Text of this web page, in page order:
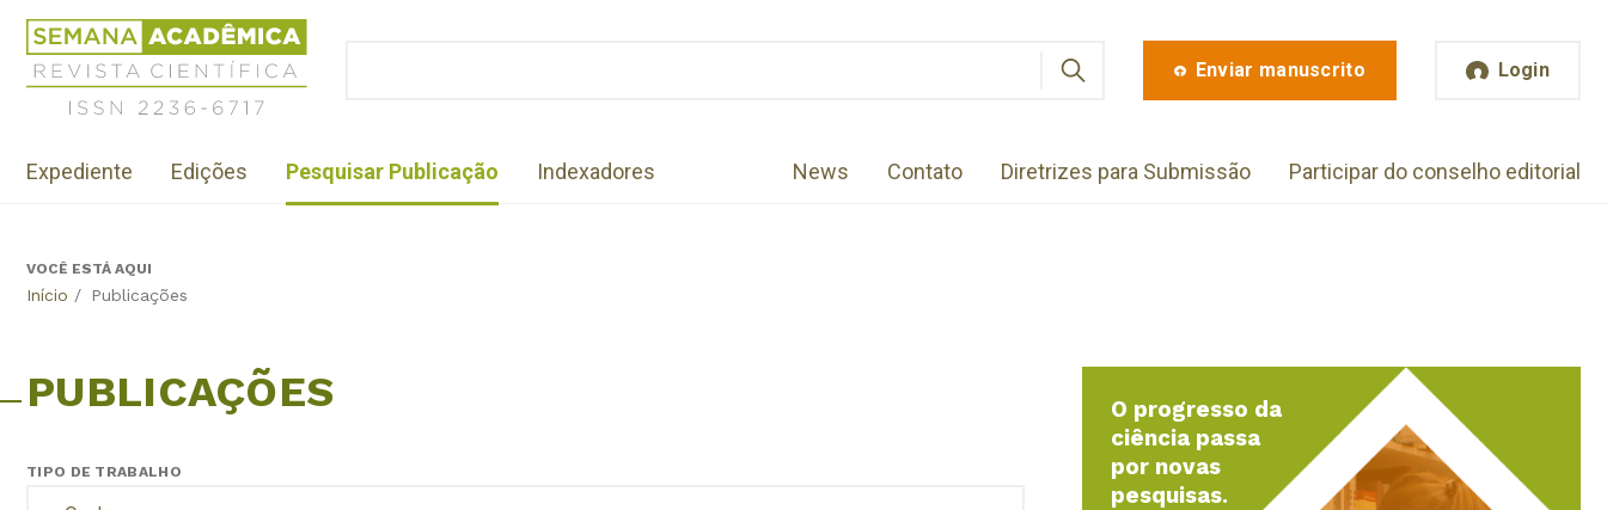
Jump
navigation
Revista
Científica
Semana
Acadêmica
2236-
Enviar manuscrito Login
Menu
institutional
Expediente Edições Pesquisar Publicação Indexadores News Contato Diretrizes para Submissão Participar do conselho editorial
BackVOCÊ ESTÁ AQUI
Início / Publicações
PUBLICAÇÕES
TIPO DE TRABALHO
O progresso da
ciência passa
por novas
pesquisas.